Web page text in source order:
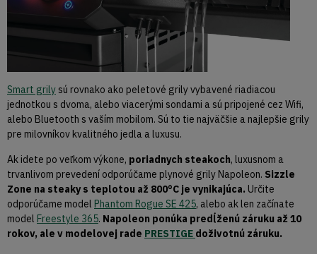
Smart grilysú rovnako ako peletové grily vybavené riadiacou
jednotkou s dvoma, alebo viacerými sondami a sú pripojené cez Wifi,
alebo Bluetooth s vaším mobilom. Sú to tie najväčšie a najlepšie grily
pre milovníkov kvalitného jedla a luxusu.
Ak idete po veľkom výkone, poriadnych steakoch, luxusnom a
trvanlivom prevedení odporúčame plynové grily Napoleon. Sizzle
Zone na steaky s teplotou až 800°C je vynikajúca. Určite
odporúčame model Phantom Rogue SE 425, alebo ak len začínate
model Freestyle 365. Napoleon ponúka predĺženú záruku až 10
rokov, ale v modelovej rade PRESTIGE doživotnú záruku.